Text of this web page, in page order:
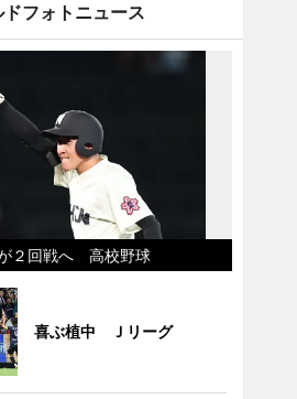
ドフォトニュース
２回戦へ 高校野球
喜ぶ植中 Ｊリーグ